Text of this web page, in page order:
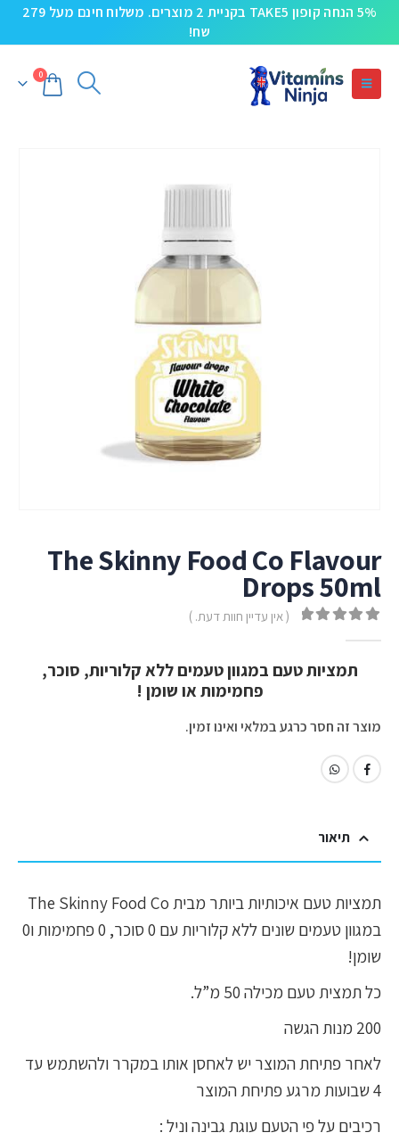
5% הנחה קופון TAKE5 בקניית 2 מוצרים. משלוח חינם מעל 279
שח!
0
The Skinny Food Co Flavour
Drops 50ml
( אין עדיין חוות דעת. )
תמציות טעם במגוון טעמים ללא קלוריות, סוכר,
פחמימות או שומן !
מוצר זה חסר כרגע במלאי ואינו זמין.
תיאור
תמציות טעם איכותיות ביותר מבית The Skinny Food Co
במגוון טעמים שונים ללא קלוריות עם 0 סוכר, 0 פחמימות ו0
שומן!
כל תמצית טעם מכילה 50 מ”ל.
200 מנות הגשה
לאחר פתיחת המוצר יש לאחסן אותו במקרר ולהשתמש עד
4 שבועות מרגע פתיחת המוצר
רכיבים על פי הטעם עוגת גבינה וניל :